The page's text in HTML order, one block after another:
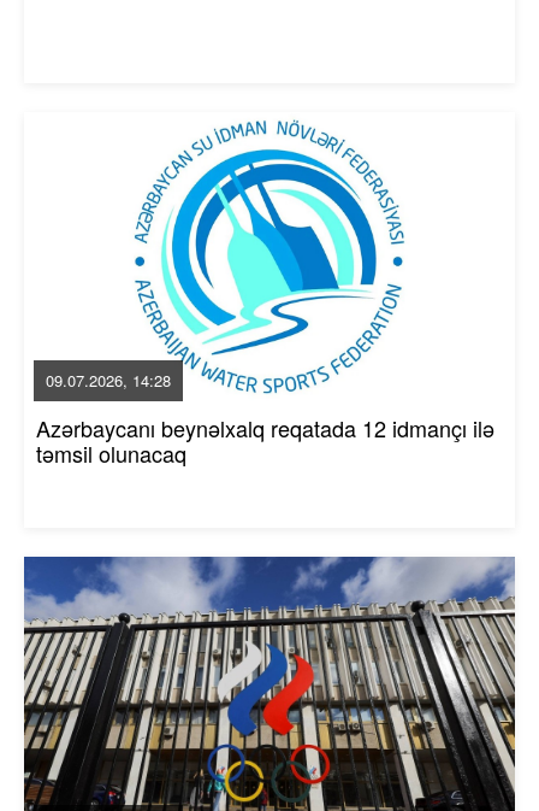
09.07.2026, 14:28
Azərbaycanı beynəlxalq reqatada 12 idmançı ilə
təmsil olunacaq